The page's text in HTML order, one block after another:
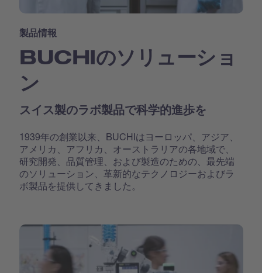
製品情報
BUCHIのソリューショ
ン
スイス製のラボ製品で科学的進歩を
1939年の創業以来、BUCHIはヨーロッパ、アジア、
アメリカ、アフリカ、オーストラリアの各地域で、
研究開発、品質管理、および製造のための、最先端
のソリューション、革新的なテクノロジーおよびラ
ボ製品を提供してきました。